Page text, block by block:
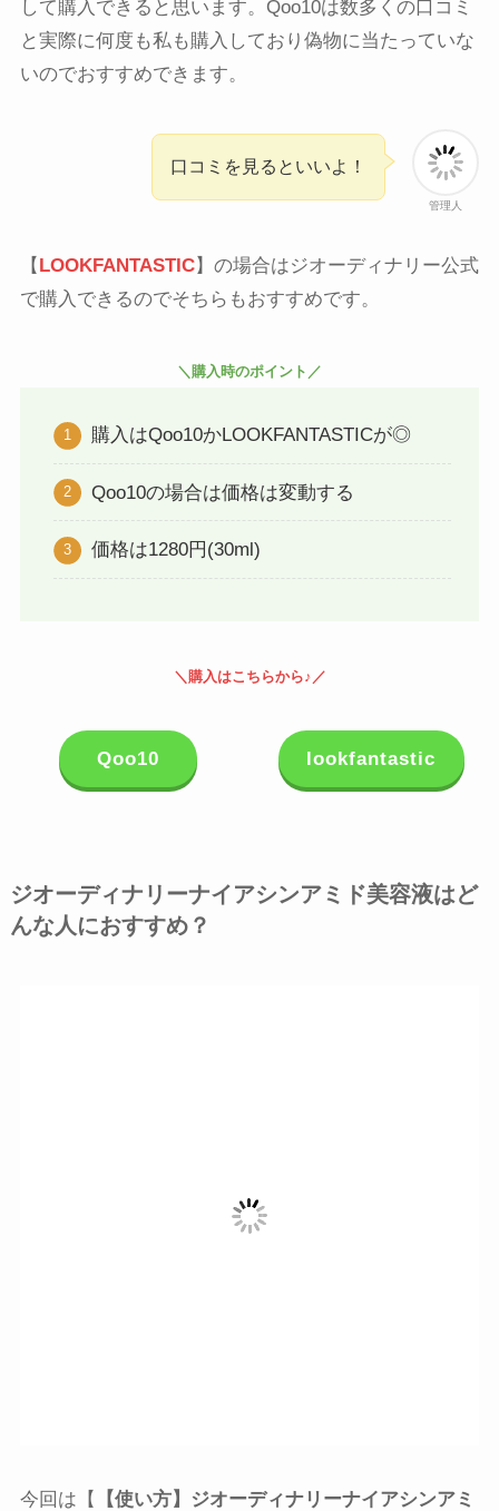
して購入できると思います。Qoo10は数多くの口コミ
と実際に何度も私も購入しており偽物に当たっていな
いのでおすすめできます。
管理人
口コミを見るといいよ！
【 LOOKFANTASTIC】の場合はジオーディナリー公式
で購入できるのでそちらもおすすめです。
＼購入時のポイント／
購入はQoo10かLOOKFANTASTICが◎
Qoo10の場合は価格は変動する
価格は1280円(30ml)
＼購入はこちらから♪／
Qoo10 lookfantastic
ジオーディナリーナイアシンアミド美容液はど
んな人におすすめ？
今回は【
【使い方】ジオーディナリーナイアシンアミ